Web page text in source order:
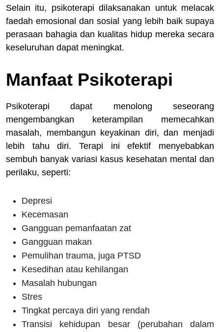
Selain itu, psikoterapi dilaksanakan untuk melacak
faedah emosional dan sosial yang lebih baik supaya
perasaan bahagia dan kualitas hidup mereka secara
keseluruhan dapat meningkat.
Manfaat Psikoterapi
Psikoterapi dapat menolong seseorang
mengembangkan keterampilan memecahkan
masalah, membangun keyakinan diri, dan menjadi
lebih tahu diri. Terapi ini efektif menyebabkan
sembuh banyak variasi kasus kesehatan mental dan
perilaku, seperti:
Depresi
Kecemasan
Gangguan pemanfaatan zat
Gangguan makan
Pemulihan trauma, juga PTSD
Kesedihan atau kehilangan
Masalah hubungan
Stres
Tingkat percaya diri yang rendah
Transisi kehidupan besar (perubahan dalam